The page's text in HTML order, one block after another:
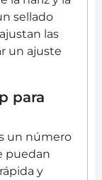
sellado
las
un ajuste
para
un número
puedan
y